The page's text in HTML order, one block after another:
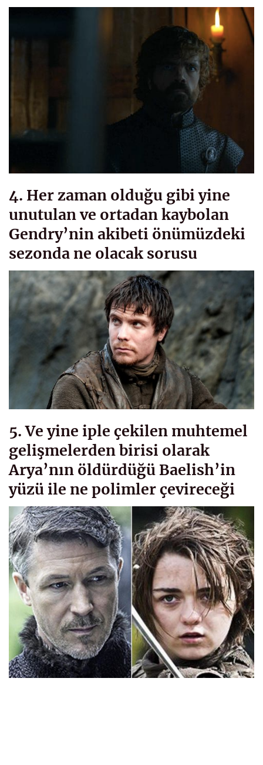
4. Her zaman olduğu gibi yine
unutulan ve ortadan kaybolan
Gendry’nin akibeti önümüzdeki
sezonda ne olacak sorusu
5. Ve yine iple çekilen muhtemel
gelişmelerden birisi olarak
Arya’nın öldürdüğü Baelish’in
yüzü ile ne polimler çevireceği